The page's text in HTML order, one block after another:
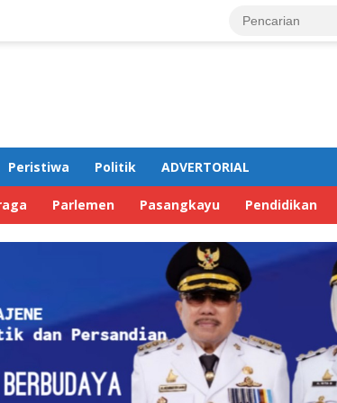
Peristiwa Politik ADVERTORIAL
Parlemen Pasangkayu Pendidikan